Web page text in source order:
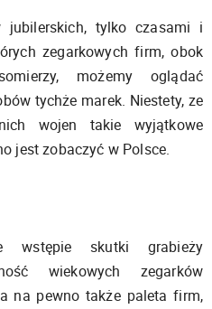
jubilerskich, tylko czasami i
zegarkowych firm, obok
możemy oglądać
tychże marek. Niestety, ze
wojen takie wyjątkowe
jest zobaczyć w Polsce.
wstępie skutki grabieży
wiekowych zegarków
na pewno także paleta firm,